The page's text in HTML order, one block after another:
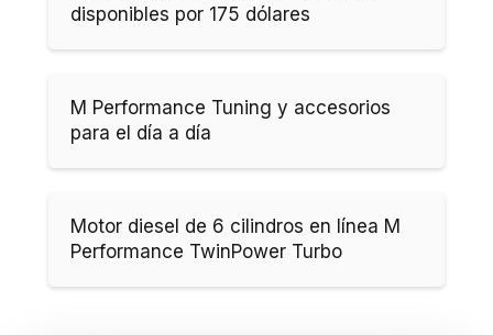
disponibles por 175 dólares
M Performance Tuning y accesorios
para el día a día
Motor diesel de 6 cilindros en línea M
Performance TwinPower Turbo